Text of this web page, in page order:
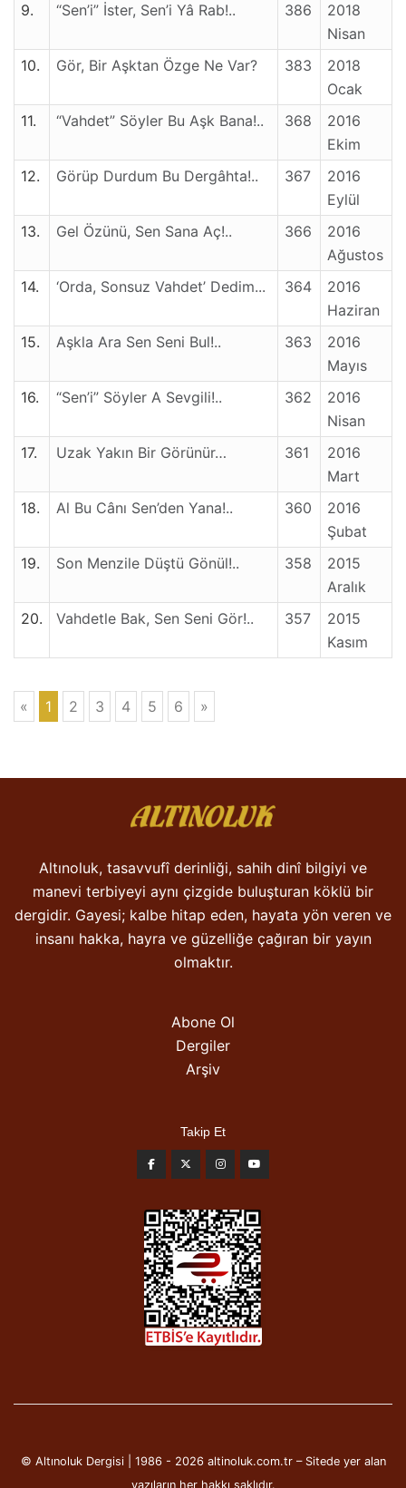
9.
“Sen’i” İster, Sen’i Yâ Rab!.. 386
2018
Nisan
10.
Gör, Bir Aşktan Özge Ne Var? 383
2018
Ocak
11.
“Vahdet” Söyler Bu Aşk Bana!.. 368
2016
Ekim
12.
Görüp Durdum Bu Dergâhta!.. 367
2016
Eylül
13.
Gel Özünü, Sen Sana Aç!.. 366
2016
Ağustos
14.
‘Orda, Sonsuz Vahdet’ Dedim... 364
2016
Haziran
15.
Aşkla Ara Sen Seni Bul!.. 363
2016
Mayıs
16.
“Sen’i” Söyler A Sevgili!.. 362
2016
Nisan
17.
Uzak Yakın Bir Görünür… 361
2016
Mart
18.
Al Bu Cânı Sen’den Yana!.. 360
2016
Şubat
19.
Son Menzile Düştü Gönül!.. 358
2015
Aralık
20.
Vahdetle Bak, Sen Seni Gör!.. 357
2015
Kasım
« 1 2 3 4 5 6 »
Altınoluk, tasavvufî derinliği, sahih dinî bilgiyi ve
manevi terbiyeyi aynı çizgide buluşturan köklü bir
dergidir. Gayesi; kalbe hitap eden, hayata yön veren ve
insanı hakka, hayra ve güzelliğe çağıran bir yayın
olmaktır.
Abone Ol
Dergiler
Arşiv
Takip Et
© Altınoluk Dergisi | 1986 - 2026 altinoluk.com.tr – Sitede yer alan
yazıların her hakkı saklıdır.